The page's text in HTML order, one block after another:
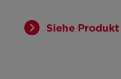
Siehe Produkt